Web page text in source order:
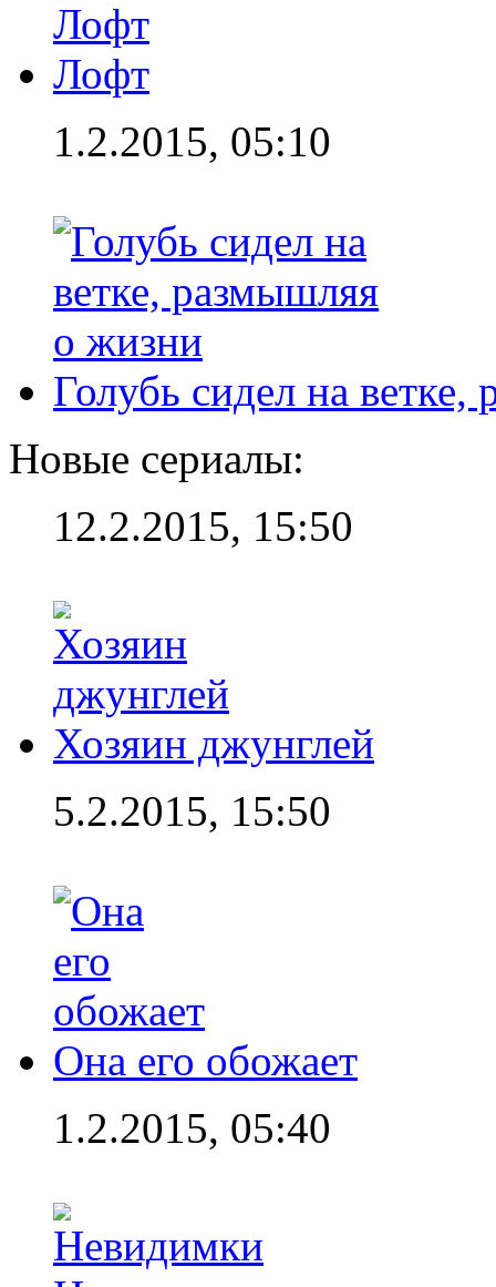
Лофт
1.2.2015, 05:10
Голубь сидел на
Новые сериалы:
12.2.2015, 15:50
Хозяин джунглей
5.2.2015, 15:50
Она его обожает
1.2.2015, 05:40